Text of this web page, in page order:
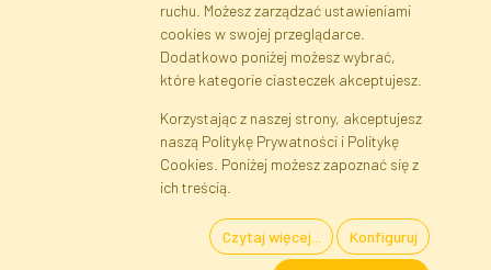
Dane rejestrowe Regulamin
Polityka Prywatności
Pomoc
Mapa serwisu
Cookies Język
Kwiaty i Rośliny Sztuczne · Hurtownia i Sklep Internetowy · Bezpośredni
ruchu. Możesz zarządzać ustawieniami
cookies w swojej przeglądarce.
Dodatkowo poniżej możesz wybrać,
które kategorie ciasteczek akceptujesz.
Korzystając z naszej strony, akceptujesz
naszą Politykę Prywatności i Politykę
Cookies. Poniżej możesz zapoznać się z
ich treścią.
Czytaj więcej... Konfiguruj